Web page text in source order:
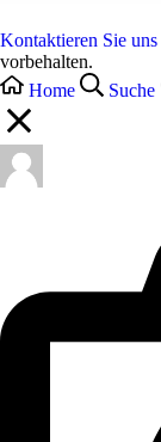
Kontaktieren Sie uns
vorbehalten.
Home
Suche